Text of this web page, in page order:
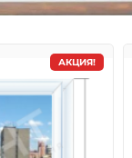
АКЦИЯ!